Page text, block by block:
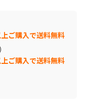
ご購入で送料無料
ご購入で送料無料